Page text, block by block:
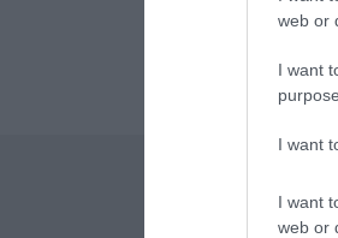
web or
I want
I want
I want
web or